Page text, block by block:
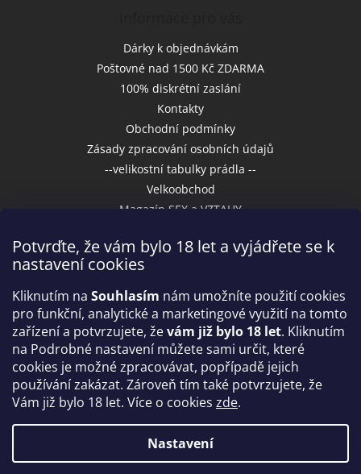
Potvrďte, že vám bylo 18 let a vyjádřete se k
nastavení cookies
Kliknutím na Souhlasím nám umožníte použití cookies
pro funkční, analytické a marketingové využití na tomto
zařízení a potvrzujete, ževám již bylo 18 let. Kliknutím
na Podrobné nastavení můžete sami určit, které
cookies je možné zpracovávat, popřípadě jejich
používání zakázat. Zároveň tím také potvrzujete, že
Vám již bylo 18 let. Více o cookies zde.
Nastavení
Dárky k objednávkám
Poštovné nad 1500 Kč ZDARMA
100% diskrétní zaslání
Kontakty
Obchodní podmínky
Zásady zpracování osobních údajů
--velikostní tabulky prádla --
Velkoobchod
Magazín SEX a VZTAHY
Přijímáme online platby